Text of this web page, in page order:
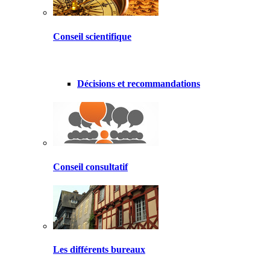
Conseil scientifique
Décisions et recommandations
Conseil consultatif
Les différents bureaux